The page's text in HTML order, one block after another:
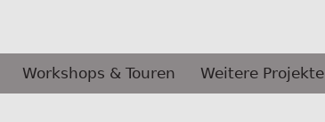
Workshops & Touren Weitere Projekte